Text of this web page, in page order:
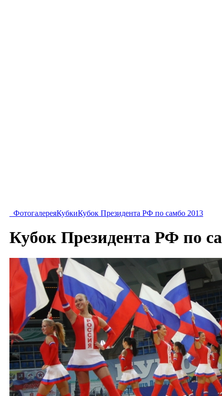
ФотогалереяКубкиКубок Президента РФ по самбо 2013
Кубок Президента РФ по